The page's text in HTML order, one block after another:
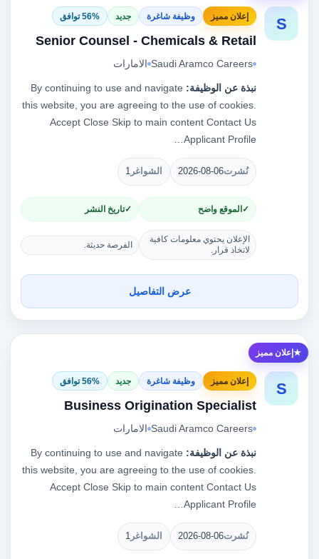
S إعلان مميز وظيفة شاغرة جديد 56% توافق
Senior Counsel - Chemicals & Retail
Saudi Aramco Careers الامارات
نبذة عن الوظيفة: By continuing to use and navigate
this website, you are agreeing to the use of cookies.
Accept Close Skip to main content Contact Us
Applicant Profile…
نُشرت2026-08-06 الشواغر 1
الموقع واضح تاريخ النشر
الإعلان يحتوي معلومات كافية
لاتخاذ قرار.
الفرصة حديثة.
عرض التفاصيل
إعلان مميز
S إعلان مميز وظيفة شاغرة جديد 56% توافق
Business Origination Specialist
Saudi Aramco Careers الامارات
نبذة عن الوظيفة: By continuing to use and navigate
this website, you are agreeing to the use of cookies.
Accept Close Skip to main content Contact Us
Applicant Profile…
نُشرت2026-08-06 الشواغر 1